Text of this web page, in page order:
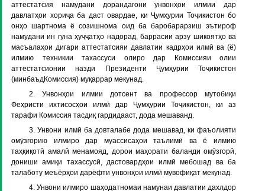
аттестатсия намудани дорандагони унвонҳои илмии дар
давлатҳои хориҷа ба даст овардае, ки Ҷумҳурии Тоҷикистон бо
онҳо шартнома ё созишнома оид ба баробарарзиш эътироф
намудани ин гуна ҳуҷҷатҳо надорад, баррасии арзу шикоятҳо ва
масъалаҳои дигари аттестатсияи давлатии кадрҳои илмӣ ва (ё)
илмию техникии тахассуси олиро дар Комиссияи олии
аттестатсионии назди Президенти Ҷумҳурии Тоҷикистон
(минбаъдКомиссия) муқаррар мекунад.
2. Унвонҳои илмии дотсент ва профессор мутобиқи
Феҳристи ихтисосҳои илмӣ дар Ҷумҳурии Тоҷикистон, ки аз
тарафи Комиссия тасдиқ гардидааст, дода мешаванд.
3. Унвони илмӣ ба довталабе дода мешавад, ки фаъолияти
омӯзгорию илмиро дар муассисаҳои таълимӣ ва ё илмию
таҳқиқотӣ амалӣ менамояд, дорои маҳорати баланди омӯзгорӣ,
дониши амиқи тахассусӣ, дастовардҳои илмӣ мебошад ва ба
талаботу меъёрҳои дарёфти унвонҳои илмӣ мувофиқат мекунад.
4. Унвони илмиро шаҳодатномаи намунаи давлатии дахлдор